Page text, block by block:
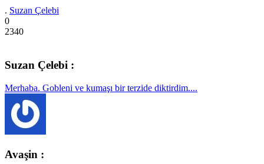
. Suzan Çelebi
0
2340
Suzan Çelebi :
Merhaba. Gobleni ve kumaşı bir terzide diktirdim....
Avaşin :